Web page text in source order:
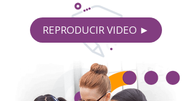
REPRODUCIR VIDEO​ ►